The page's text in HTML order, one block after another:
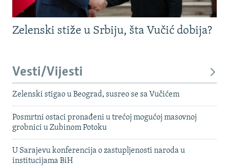
Zelenski stiže u Srbiju, šta Vučić dobija?
Vesti/Vijesti
Zelenski stigao u Beograd, susreo se sa Vučićem
Posmrtni ostaci pronađeni u trećoj mogućoj masovnoj
grobnici u Zubinom Potoku
U Sarajevu konferencija o zastupljenosti naroda u
institucijama BiH